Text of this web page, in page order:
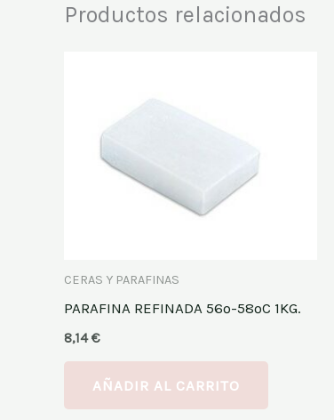
Productos relacionados
CERAS Y PARAFINAS
PARAFINA REFINADA 56º-58ºC 1KG.
8,14€
AÑADIR AL CARRITO